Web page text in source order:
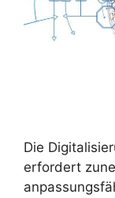
Die
erfordert